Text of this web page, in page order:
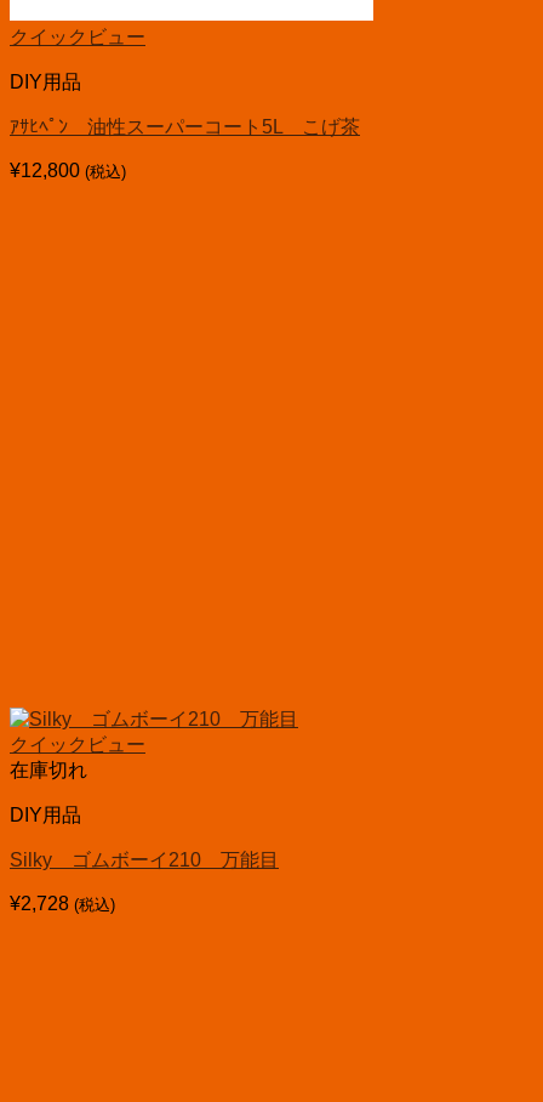
クイックビュー
DIY用品
ｱｻﾋﾍﾟﾝ 油性スーパーコート5L こげ茶
¥12,800 (税込)
クイックビュー
在庫切れ
DIY用品
Silky ゴムボーイ210 万能目
¥2,728 (税込)